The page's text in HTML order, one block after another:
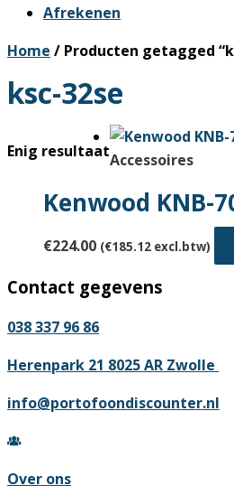
Afrekenen
Home / Producten getagged
ksc-32se
Enig resultaatAccessoires
Kenwood KNB-
€224.00 (€185.12 excl.btw)
Contact gegevens
038 337 96 86
Herenpark 21 8025 AR Zwolle
info@portofoondiscounter.nl
Over ons